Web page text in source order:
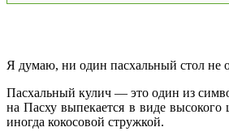
Я думаю, ни один пасхальный стол не
Пасхальный кулич — это один из
на Пасху выпекается в виде
иногда кокосовой стружкой.